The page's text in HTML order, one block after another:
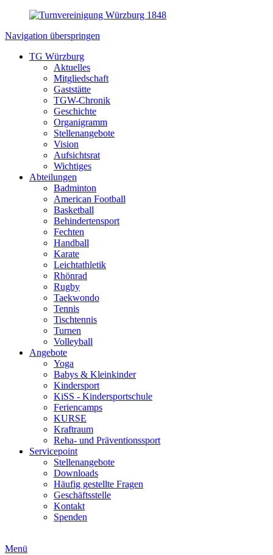
Navigation überspringen
TG Würzburg
Aktuelles
Mitgliedschaft
Gaststätte
TGW-Chronik
Geschichte
Organigramm
Stellenangebote
Vision
Aufsichtsrat
Wichtiges
Abteilungen
Badminton
American Football
Basketball
Behindertensport
Fechten
Handball
Karate
Leichtathletik
Rhönrad
Rugby
Taekwondo
Tennis
Tischtennis
Turnen
Volleyball
Angebote
Yoga
Babys & Kleinkinder
Kindersport
KiSS - Kindersportschule
Feriencamps
KURSE
Kraftraum
Reha- und Präventionssport
Servicepoint
Stellenangebote
Downloads
Häufig gestellte Fragen
Geschäftsstelle
Kontakt
Spenden
Menü